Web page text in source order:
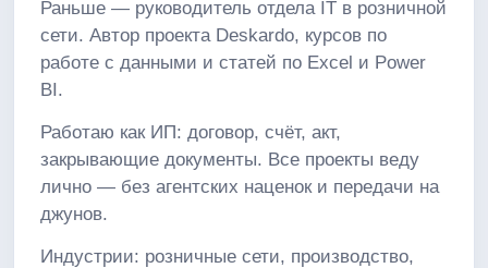
Раньше — руководитель отдела IT в розничной
сети. Автор проекта Deskardo, курсов по
работе с данными и статей по Excel и Power
BI.
Работаю как ИП: договор, счёт, акт,
закрывающие документы. Все проекты веду
лично — без агентских наценок и передачи на
джунов.
Индустрии: розничные сети, производство,